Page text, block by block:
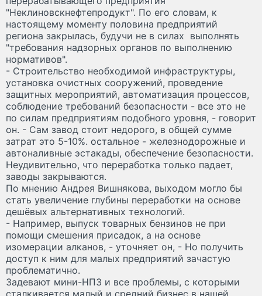
"Неклиновскнефтепродукт". По его словам, к
настоящему моменту половина предприятий
региона закрылась, будучи не в силах выполнять
"требования надзорных органов по выполнению
нормативов".
- Строительство необходимой инфраструктуры,
установка очистных сооружений, проведение
защитных мероприятий, автоматизация процессов,
соблюдение требований безопасности - все это не
по силам предприятиям подобного уровня, - говорит
он. - Сам завод стоит недорого, в общей сумме
затрат это 5-10%. остальное - железнодорожные и
автоналивные эстакады, обеспечение безопасности.
Неудивительно, что переработка только падает,
заводы закрываются.
По мнению Андрея Вишнякова, выходом могло бы
стать увеличение глубины переработки на основе
дешёвых альтернативных технологий.
- Например, выпуск товарных бензинов не при
помощи смешения присадок, а на основе
изомерации алканов, - уточняет он, - Но получить
доступ к ним для малых предприятий зачастую
проблематично.
Задевают мини-НПЗ и все проблемы, с которыми